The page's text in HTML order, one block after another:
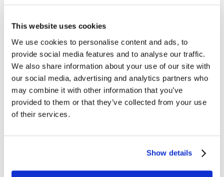
This website uses cookies
We use cookies to personalise content and ads, to
provide social media features and to analyse our traffic.
We also share information about your use of our site with
our social media, advertising and analytics partners who
may combine it with other information that you’ve
provided to them or that they’ve collected from your use
of their services.
Show details
miejsca wśród powieści fantasy. A dzisiaj? Czasy,
odzieżowych mierzyć ubrania powoli...
Hamburgery, domokrążcy i nieludzkie
mar 11, 2017|Artykuły,Wiedza